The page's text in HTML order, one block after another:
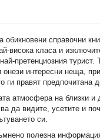
справочни
висока класа и
претенциозния турист.
онези интересни неща,
правят предпочитана
атмосфера на близки и
да видите, усетите и
си.
полезна